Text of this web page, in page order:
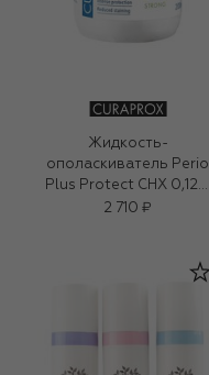
Жидкость-
ополаскиватель Perio
Plus Protect CHX 0,12%
(200ml)
2 710 ₽